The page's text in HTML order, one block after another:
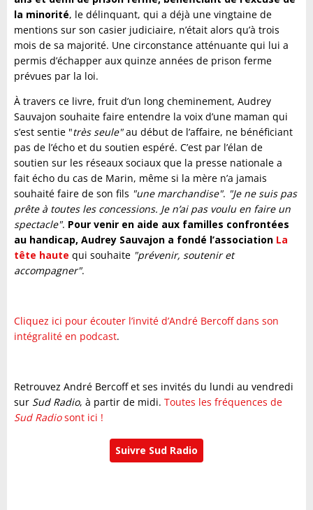
la minorité, le délinquant, qui a déjà une vingtaine de
mentions sur son casier judiciaire, n’était alors qu’à trois
mois de sa majorité. Une circonstance atténuante qui lui a
permis d’échapper aux quinze années de prison ferme
prévues par la loi.
À travers ce livre, fruit d’un long cheminement, Audrey
Sauvajon souhaite faire entendre la voix d’une maman qui
s’est sentie "très seule"au début de l’affaire, ne bénéficiant
pas de l’écho et du soutien espéré. C’est par l’élan de
soutien sur les réseaux sociaux que la presse nationale a
fait écho du cas de Marin, même si la mère n’a jamais
souhaité faire de son fils "une marchandise". "Je ne suis pas
prête à toutes les concessions. Je n’ai pas voulu en faire un
spectacle". Pour venir en aide aux familles confrontées
au handicap, Audrey Sauvajon a fondé l’association La
tête haute qui souhaite "prévenir, soutenir et
accompagner".
Cliquez ici pour écouter l’invité d’André Bercoff dans son
intégralité en podcast.
Retrouvez André Bercoff et ses invités du lundi au vendredi
sur Sud Radio, à partir de midi. Toutes les fréquences de
Sud Radiosont ici !
Suivre Sud Radio